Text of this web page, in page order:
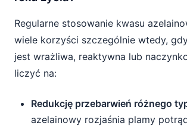
Regularne stosowanie kwasu
wiele korzyści szczególnie wtedy,
jest wrażliwa, reaktywna lub
liczyć na:
Redukcję przebarwień różnego
azelainowy rozjaśnia plamy